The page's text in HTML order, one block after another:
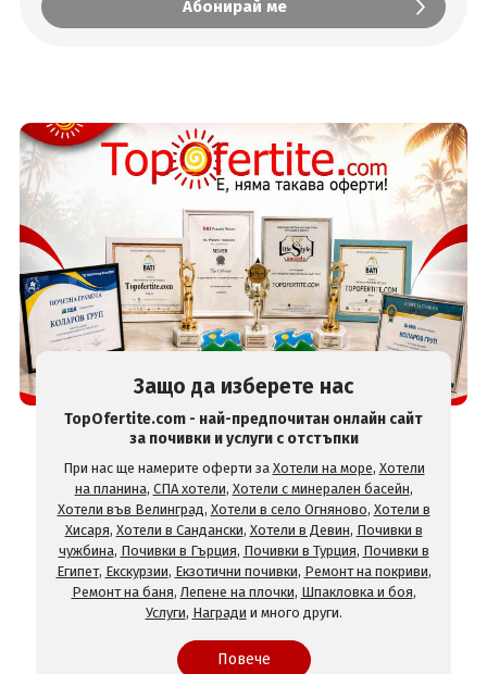
Защо да изберете нас
TopOfertite.com - най-предпочитан онлайн сайт
за почивки и услуги с отстъпки
При нас ще намерите оферти за Хотели на море, Хотели
на планина, СПА хотели, Хотели с минерален басейн,
Хотели във Велинград, Хотели в село Огняново, Хотели в
Хисаря, Хотели в Сандански, Хотели в Девин, Почивки в
чужбина, Почивки в Гърция, Почивки в Турция, Почивки в
Египет, Екскурзии, Екзотични почивки, Ремонт на покриви,
Ремонт на баня, Лепене на плочки, Шпакловка и боя,
Услуги, Награди и много други.
Повече